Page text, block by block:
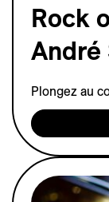
Rock
André
Plongez au